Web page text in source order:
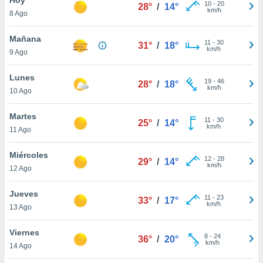
en
más
nuestra
de
cookies
aceptar
8 Ago
28° / 14° 10- 20
km/h
Mañana
9 Ago
31° / 18° 11 - 30
km/h
Lunes
10 Ago
28° / 18° 19- 46
km/h
Martes
11 Ago
25° / 14° 11 - 30
km/h
Miércoles
12 Ago
29° / 14° 12- 28
km/h
Jueves
13 Ago
33° / 17° 11 - 23
km/h
Viernes
14 Ago
36° / 20° 8- 24
km/h